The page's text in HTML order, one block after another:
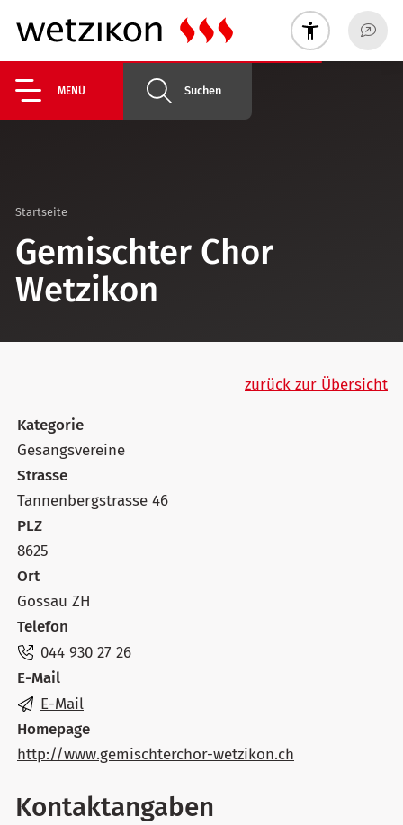
MENÜ Suchen
Startseite
Gemischter Chor
Wetzikon
zurück zur Übersicht
Kategorie
Gesangsvereine
Strasse
Tannenbergstrasse 46
PLZ
8625
Ort
Gossau ZH
Telefon
044 930 27 26
E-Mail
E-Mail
Homepage
http://www.gemischterchor-wetzikon.ch
Kontaktangaben